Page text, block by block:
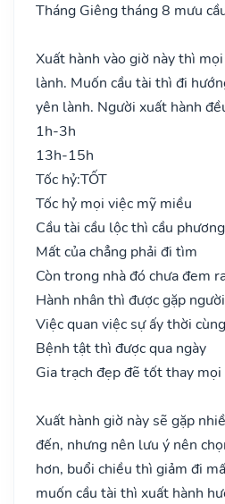
Tháng Giêng tháng 8 mưu
Xuất hành vào giờ này thì
lành. Muốn cầu tài thì đi
yên lành. Người xuất hành
1h-3h
13h-15h
Tốc hỷ:TỐT
Tốc hỷ mọi việc mỹ miều
Cầu tài cầu lộc thì cầu
Mất của chẳng phải đi tìm
Còn trong nhà đó chưa đem
Hành nhân thì được gặp người
Việc quan việc sự ấy thời
Bệnh tật thì được qua ngày
Gia trạch đẹp đẽ tốt thay mọi
Xuất hành giờ này sẽ gặp
đến, nhưng nên lưu ý nên
hơn, buổi chiều thì giảm đi
muốn cầu tài thì xuất hành